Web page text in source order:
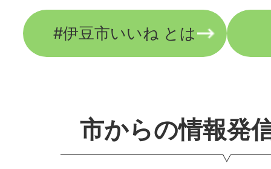
#伊豆市いいね とは
市からの情報発